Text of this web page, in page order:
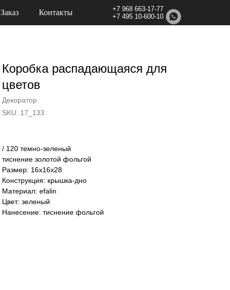
Заказ Контакты
+7 968 663-17-77
+7 495 10-600-10
Коробка распадающаяся для
цветов
Декоратор
SKU: 17_133
/ 120 темно-зеленый
тиснение золотой фольгой
Размер: 16х16х28
Конструкция: крышка-дно
Материал: efalin
Цвет: зеленый
Нанесение: тиснение фольгой